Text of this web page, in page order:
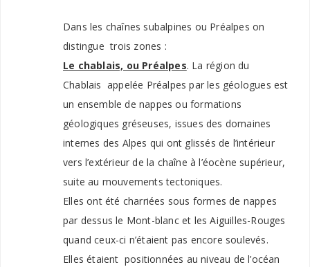
Dans les chaînes subalpines ou Préalpes on
distingue trois zones :
Le chablais, ou Préalpes. La région du
Chablais appelée Préalpes par les géologues est
un ensemble de nappes ou formations
géologiques gréseuses, issues des domaines
internes des Alpes qui ont glissés de l’intérieur
vers l’extérieur de la chaîne à l’éocène supérieur,
suite au mouvements tectoniques.
Elles ont été charriées sous formes de nappes
par dessus le Mont-blanc et les Aiguilles-Rouges
quand ceux-ci n’étaient pas encore soulevés.
Elles étaient positionnées au niveau de l’océan